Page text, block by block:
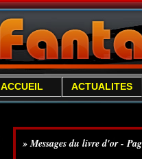
ACCUEIL ACTUALITES
» Messages du livre d'or -